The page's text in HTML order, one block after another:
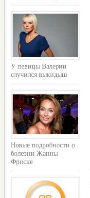
У певицы Валерии
случился выкидыш
Новые подробности о
болезни Жанны
Фриске